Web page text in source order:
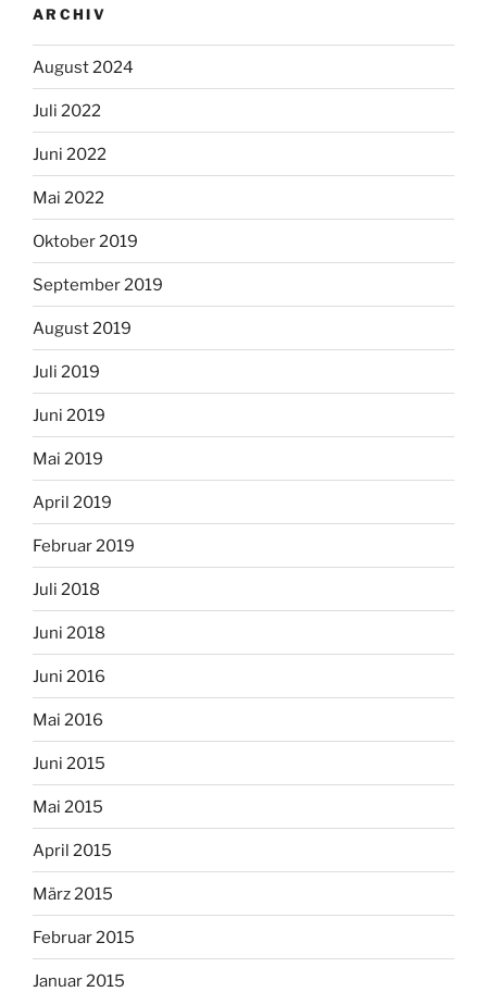
ARCHIV
August 2024
Juli 2022
Juni 2022
Mai 2022
Oktober 2019
September 2019
August 2019
Juli 2019
Juni 2019
Mai 2019
April 2019
Februar 2019
Juli 2018
Juni 2018
Juni 2016
Mai 2016
Juni 2015
Mai 2015
April 2015
März 2015
Februar 2015
Januar 2015